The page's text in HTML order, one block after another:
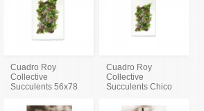
Cuadro Roy
Collective
Succulents 56x78
Cuadro Roy
Collective
Succulents Chico